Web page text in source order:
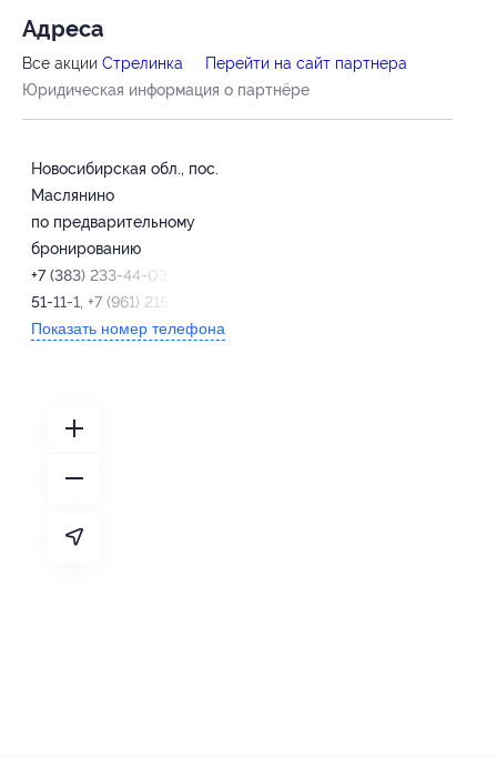
Адресa
Все акции Стрелинка
Перейти на сайт партнера
Юридическая информация о партнёре
Новосибирская обл., пос.
Маслянино
по предварительному
бронированию
+7 (383) 233-44-03, +7 (38347)
51-11-1, +7 (961) 215-84-40
Показать номер телефона